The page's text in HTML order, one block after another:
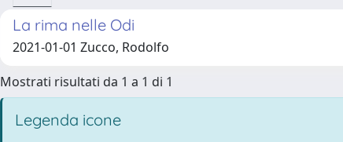
La rima nelle Odi
2021-01-01 Zucco, Rodolfo
Mostrati risultati da 1 a 1 di 1
Legenda icone